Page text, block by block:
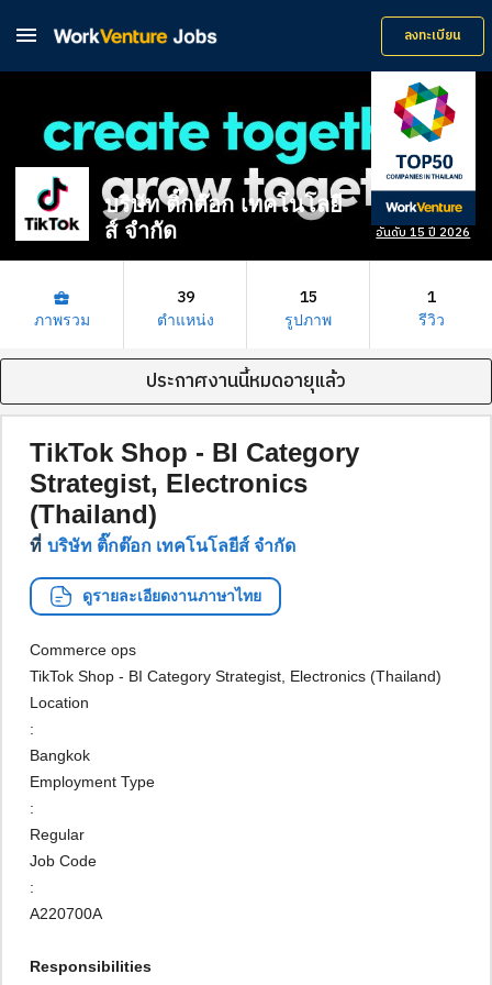
 ลงทะเบียน
อันดับ 15 ปี 2026
บริษัท ติ๊กต๊อก เทคโนโลยี
ส์ จำกัด
business_center
ภาพรวม
39
ตำแหน่ง
15
รูปภาพ
1
รีวิว
ประกาศงานนี้หมดอายุแล้ว
TikTok Shop - BI Category
Strategist, Electronics
(Thailand)
ที่ บริษัท ติ๊กต๊อก เทคโนโลยีส์ จำกัด
ดูรายละเอียดงานภาษาไทย
Commerce ops
TikTok Shop - BI Category Strategist, Electronics (Thailand)
Location
:
Bangkok
Employment Type
:
Regular
Job Code
:
A220700A
Responsibilities